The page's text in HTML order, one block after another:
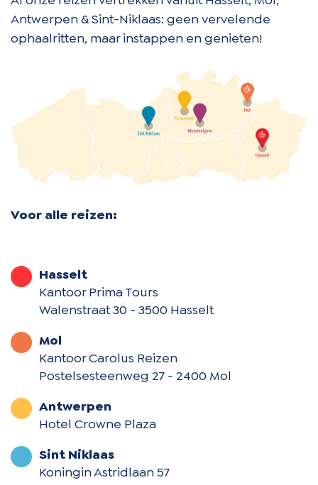
Antwerpen & Sint-Niklaas: geen vervelende
ophaalritten, maar instappen en genieten!
Voor alle reizen:
Hasselt
Kantoor Prima Tours
Walenstraat 30 - 3500 Hasselt
Mol
Kantoor Carolus Reizen
Postelsesteenweg 27 - 2400 Mol
Antwerpen
Hotel Crowne Plaza
Sint Niklaas
Koningin Astridlaan 57